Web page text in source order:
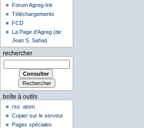
Forum Agreg-Ink
Téléchargements
FCD
La Page d'Agreg (de
Jean S. Sahai)
rechercher
boîte à outils
rss
atom
Copier sur le serveur
Pages spéciales